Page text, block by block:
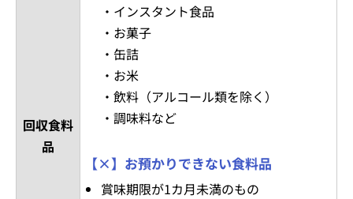
回収食料
品
・インスタント食品
・お菓子
・缶詰
・お米
・飲料（アルコール類を除く）
・調味料など
【×】お預かりできない食料品
賞味期限が1カ月未満のもの